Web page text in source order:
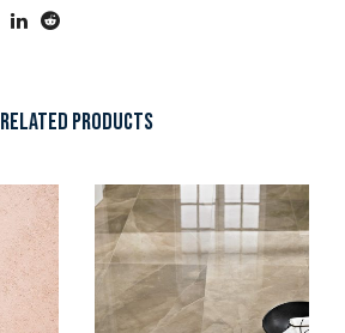
RELATED PRODUCTS